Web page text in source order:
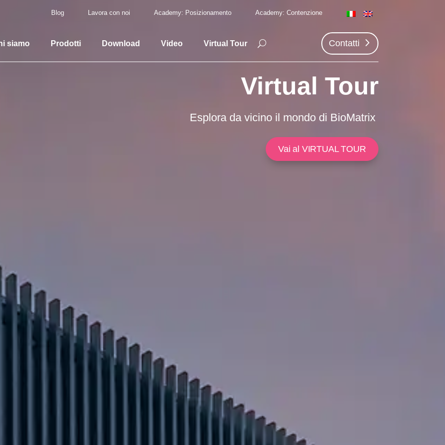
Blog Lavora con noi Academy: Posizionamento Academy: Contenzione
siamo Prodotti Download Video Virtual Tour Contatti
Virtual Tour
Esplora da vicino il mondo di BioMatrix
Vai al VIRTUAL TOUR